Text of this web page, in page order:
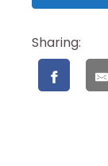
Sharing: